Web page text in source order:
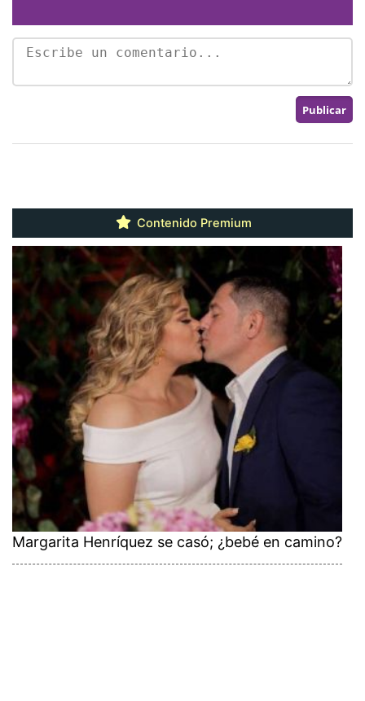
Contenido Premium
Margarita Henríquez se casó; ¿bebé en camino?